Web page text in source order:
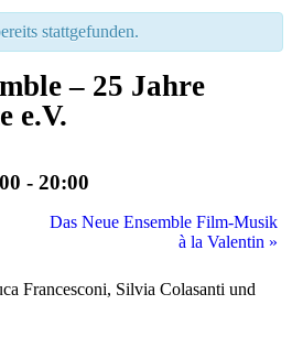
stattgefunden.
– 25 Jahre
e.V.
- 20:00
Das Neue Ensemble Film-Musik
à la Valentin »
Francesconi, Silvia Colasanti und